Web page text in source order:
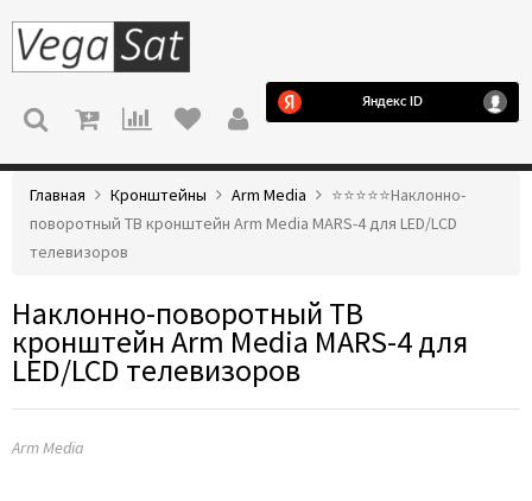
МЕНЮ
Главная Кронштейны Arm Media
⭐️⭐️⭐️⭐️⭐️Наклонно-
поворотный ТВ кронштейн Arm Media MARS-4 для LED/LCD
телевизоров
Наклонно-поворотный ТВ
кронштейн Arm Media MARS-4 для
LED/LCD телевизоров
Arm Media